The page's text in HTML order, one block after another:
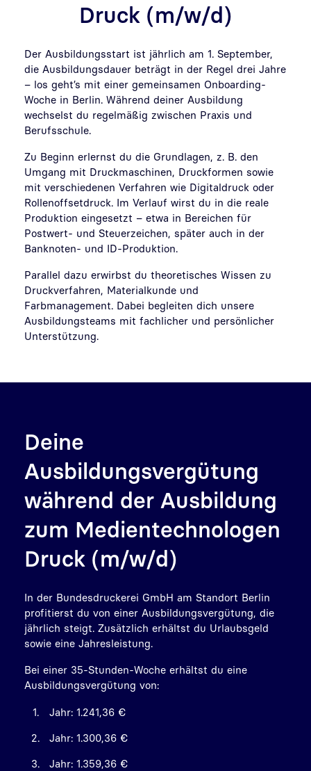
Druck (m/w/d)
Der Ausbildungsstart ist jährlich am 1. September,
die Ausbildungsdauer beträgt in der Regel drei Jahre
– los geht’s mit einer gemeinsamen Onboarding-
Woche in Berlin. Während deiner Ausbildung
wechselst du regelmäßig zwischen Praxis und
Berufsschule.
Zu Beginn erlernst du die Grundlagen, z. B. den
Umgang mit Druckmaschinen, Druckformen sowie
mit verschiedenen Verfahren wie Digitaldruck oder
Rollenoffsetdruck. Im Verlauf wirst du in die reale
Produktion eingesetzt – etwa in Bereichen für
Postwert- und Steuerzeichen, später auch in der
Banknoten- und ID-Produktion.
Parallel dazu erwirbst du theoretisches Wissen zu
Druckverfahren, Materialkunde und
Farbmanagement. Dabei begleiten dich unsere
Ausbildungsteams mit fachlicher und persönlicher
Unterstützung.
Deine
Ausbildungsvergütung
während der Ausbildung
zum Medientechnologen
Druck (m/w/d)
In der Bundesdruckerei GmbH am Standort Berlin
profitierst du von einer Ausbildungsvergütung, die
jährlich steigt. Zusätzlich erhältst du Urlaubsgeld
sowie eine Jahresleistung.
Bei einer 35-Stunden-Woche erhältst du eine
Ausbildungsvergütung von:
Jahr: 1.241,36 €
Jahr: 1.300,36 €
Jahr: 1.359,36 €